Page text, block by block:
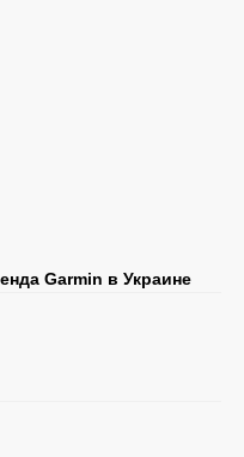
Garmin в Украине